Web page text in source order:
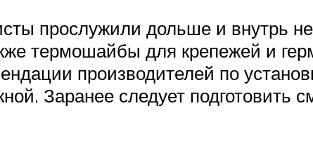
прослужили дольше и внутрь
термошайбы для крепежей и
производителей по
Заранее следует подготовить